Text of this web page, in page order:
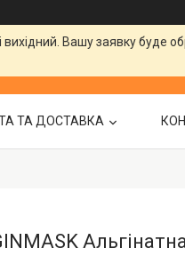
вихідний. Вашу заявку буде
ТА ДОСТАВКА